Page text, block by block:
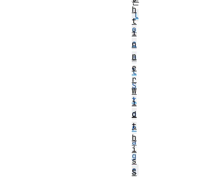
l
o
c
a
l
S
t
o
r
a
g
e
h
t
i
n
n
e
r
W
i
d
t
h
i
s
S